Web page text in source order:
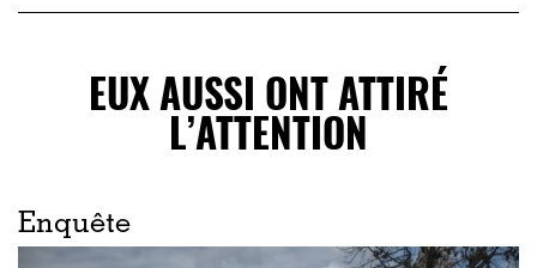
EUX AUSSI ONT ATTIRÉ
L’ATTENTION
Enquête